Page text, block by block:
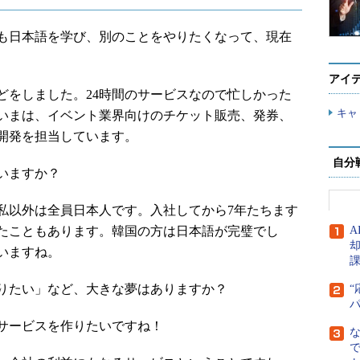
本語を学び、別のことをやりたくなって、現在
しました。24時間のサービスなので忙しかった
は、イベント業界向けのチケット販売、発券、
を担当しています。
ますか？
外は全員日本人です。入社してから7年たちます
こともあります。韓国の方は日本語が完璧でし
ますね。
い」など、大きな夢はありますか？
ビスを作りたいですね！
アイ
キ
自分
“